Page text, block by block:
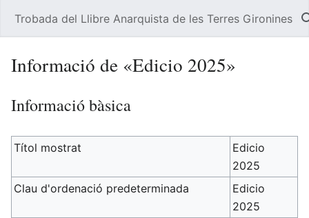
Trobada del Llibre Anarquista de les Terres Gironines
Informació de «Edicio 2025»
Informació bàsica
Títol mostrat
Edicio
2025
Clau d'ordenació predeterminada
Edicio
2025